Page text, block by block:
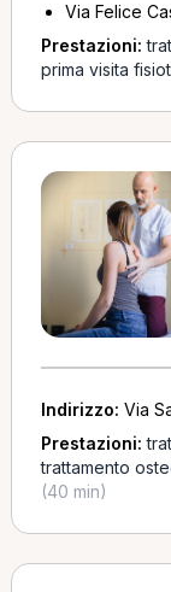
Via Felice
Prestazioni:
prima visita
Indirizzo: Via
Prestazioni:
trattamento
(40 min)